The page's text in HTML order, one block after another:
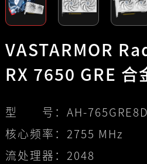
VASTARMOR
RX 7650 GRE 合
型 号： AH-
核心频率： 2755 MHz
流处理器： 2048